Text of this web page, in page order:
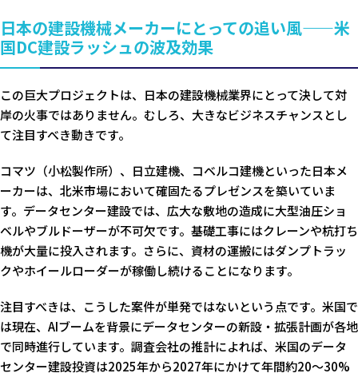
日本の建設機械メーカーにとっての追い風——米
国DC建設ラッシュの波及効果
この巨大プロジェクトは、日本の建設機械業界にとって決して対
岸の火事ではありません。むしろ、大きなビジネスチャンスとし
て注目すべき動きです。
コマツ（小松製作所）、日立建機、コベルコ建機といった日本メ
ーカーは、北米市場において確固たるプレゼンスを築いていま
す。データセンター建設では、広大な敷地の造成に大型油圧ショ
ベルやブルドーザーが不可欠です。基礎工事にはクレーンや杭打ち
機が大量に投入されます。さらに、資材の運搬にはダンプトラッ
クやホイールローダーが稼働し続けることになります。
注目すべきは、こうした案件が単発ではないという点です。米国で
は現在、AIブームを背景にデータセンターの新設・拡張計画が各地
で同時進行しています。調査会社の推計によれば、米国のデータ
センター建設投資は2025年から2027年にかけて年間約20〜30%